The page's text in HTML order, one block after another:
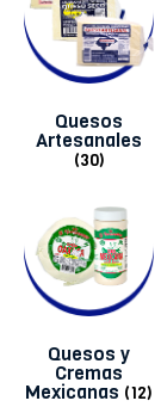
Quesos
Artesanales
(30)
Quesos y
Cremas
Mexicanas (12)